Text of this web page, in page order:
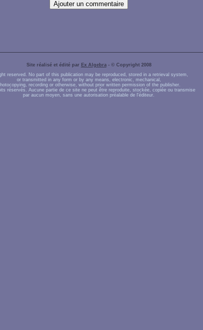
Site réalisé et édité par Ex Algebra- © Copyright 2008
reserved. No part of this publication may be reproduced, stored in a retrieval system,
or transmitted in any form or by any means, electronic, mechanical,
recording or otherwise, without prior written permission of the publisher.
réservés. Aucune partie de ce site ne peut être reproduite, stockée, copiée ou transmise
par aucun moyen, sans une autorisation préalable de l'éditeur.